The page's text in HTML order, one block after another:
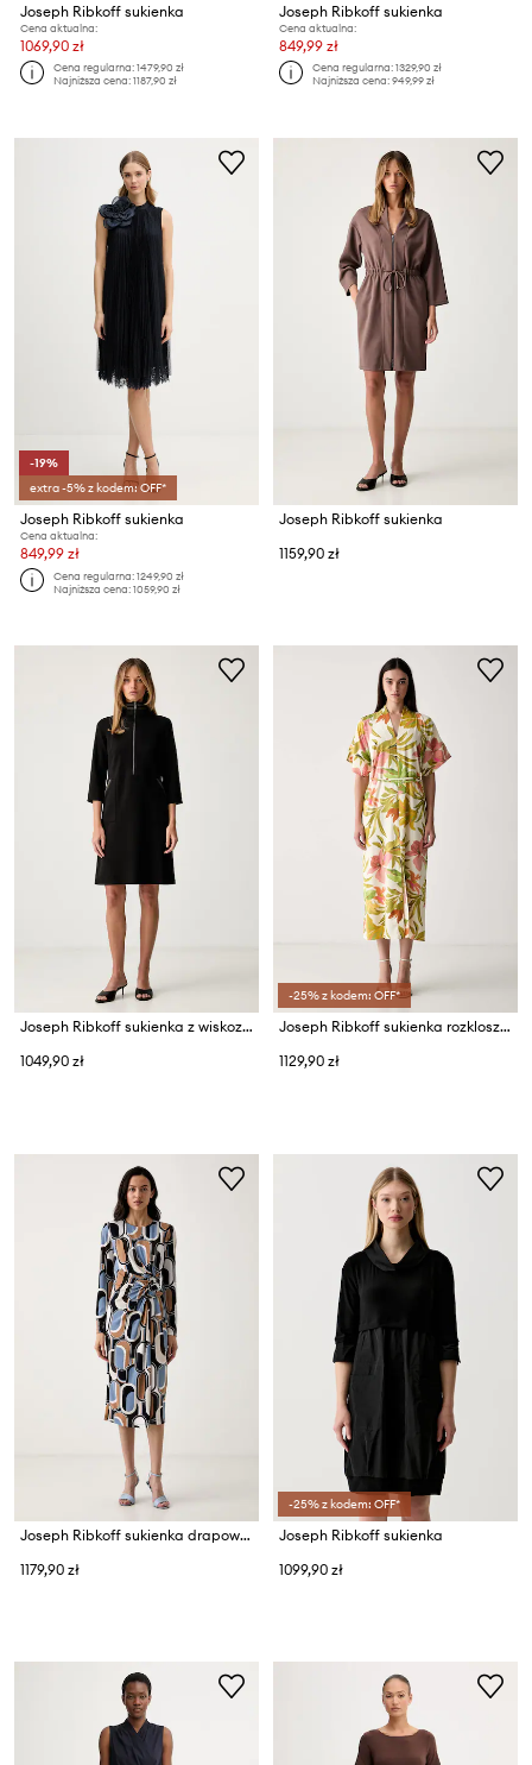
Joseph Ribkoff sukienka
Cena aktualna:
1069,90 zł
Cena regularna:1479,90 zł
Najniższa cena:1187,90 zł
Joseph Ribkoff sukienka
Cena aktualna:
849,99 zł
Cena regularna:1329,90 zł
Najniższa cena:949,99 zł
-19%
extra -5% z kodem: OFF*
Joseph Ribkoff sukienka
Cena aktualna:
849,99 zł
Cena regularna:1249,90 zł
Najniższa cena:1059,90 zł
Joseph Ribkoff sukienka
1159,90 zł
Joseph Ribkoff sukienka z wiskozą
1049,90 zł
-25% z kodem: OFF*
Joseph Ribkoff sukienka rozkloszowana
1129,90 zł
Joseph Ribkoff sukienka drapowana
1179,90 zł
-25% z kodem: OFF*
Joseph Ribkoff sukienka
1099,90 zł